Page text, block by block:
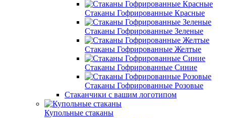
Стаканы Гофрированные Красные
Стаканы Гофрированные Зеленые
Стаканы Гофрированные Желтые
Стаканы Гофрированные Синие
Стаканы Гофрированные Розовые
Стаканчики с вашим логотипом
Купольные стаканы